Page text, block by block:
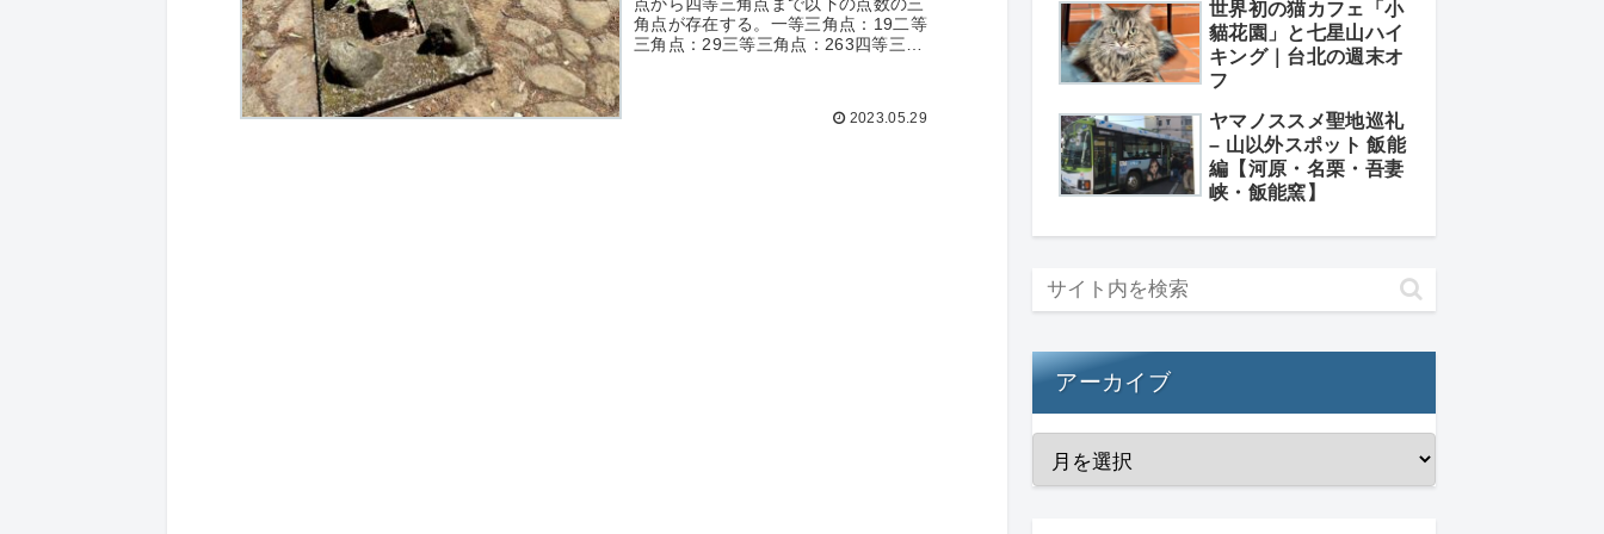
点から四等三角点まで以下の点数の三
角点が存在する。一等三角点：19二等
三角点：29三等三角点：263四等三角
2023.05.29
世界初の猫カフェ「小
貓花園」と七星山ハイ
キング｜台北の週末オ
フ
ヤマノススメ聖地巡礼
– 山以外スポット 飯能
編【河原・名栗・吾妻
峡・飯能窯】
アーカイブ